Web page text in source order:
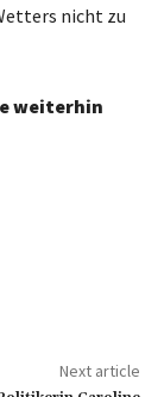
nicht zu
weiterhin
Next article